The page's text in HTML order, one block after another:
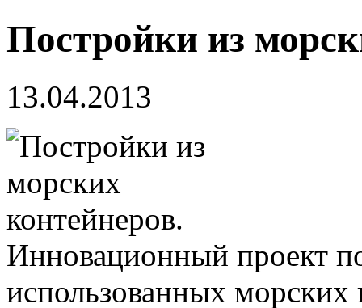
Постройки из
13.04.2013
Инновационный проект
использованных морских